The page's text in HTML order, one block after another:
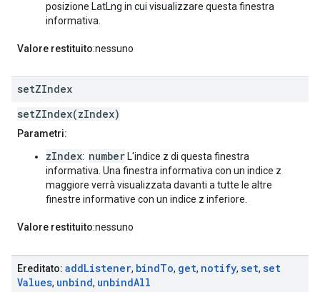
posizione LatLng in cui visualizzare questa finestra
informativa.
Valore restituito:nessuno
setZIndex
setZIndex(zIndex)
Parametri:
zIndex: number L'indice z di questa finestra
informativa. Una finestra informativa con un indice z
maggiore verrà visualizzata davanti a tutte le altre
finestre informative con un indice z inferiore.
Valore restituito:nessuno
Ereditato: addListener, bindTo, get, notify, set, set
Values, unbind, unbindAll